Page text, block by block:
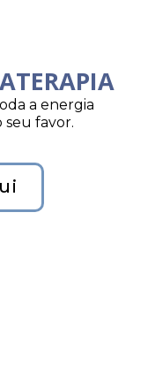
a energia
seu favor.